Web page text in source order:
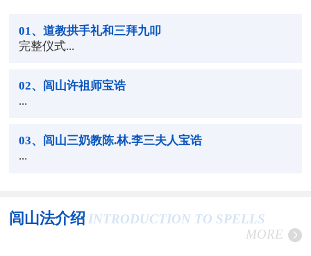
01 、道教拱手礼和三拜九叩
完整仪式...
02、闾山许祖师宝诰
...
03、闾山三奶教陈.林.李三夫人宝诰
...
闾山法介绍 INTRODUCTION TO SPELLS
MORE